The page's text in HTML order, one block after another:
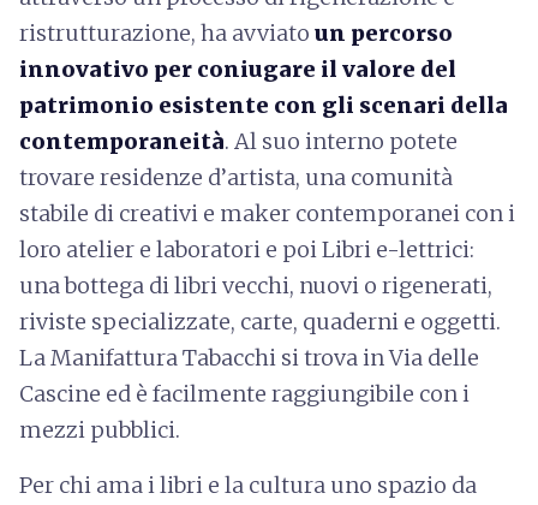
ristrutturazione, ha avviato un percorso
innovativo per coniugare il valore del
patrimonio esistente con gli scenari della
contemporaneità. Al suo interno potete
trovare residenze d’artista, una comunità
stabile di creativi e maker contemporanei con i
loro atelier e laboratori e poi Libri e-lettrici:
una bottega di libri vecchi, nuovi o rigenerati,
riviste specializzate, carte, quaderni e oggetti.
La Manifattura Tabacchi si trova in Via delle
Cascine ed è facilmente raggiungibile con i
mezzi pubblici.
Per chi ama i libri e la cultura uno spazio da